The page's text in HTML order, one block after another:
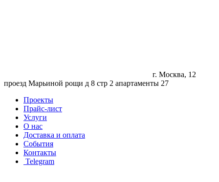
г. Москва, 12
проезд Марьиной рощи д 8 стр 2 апартаменты 27
Проекты
Прайс-лист
Услуги
О нас
Доставка и оплата
События
Контакты
Telegram